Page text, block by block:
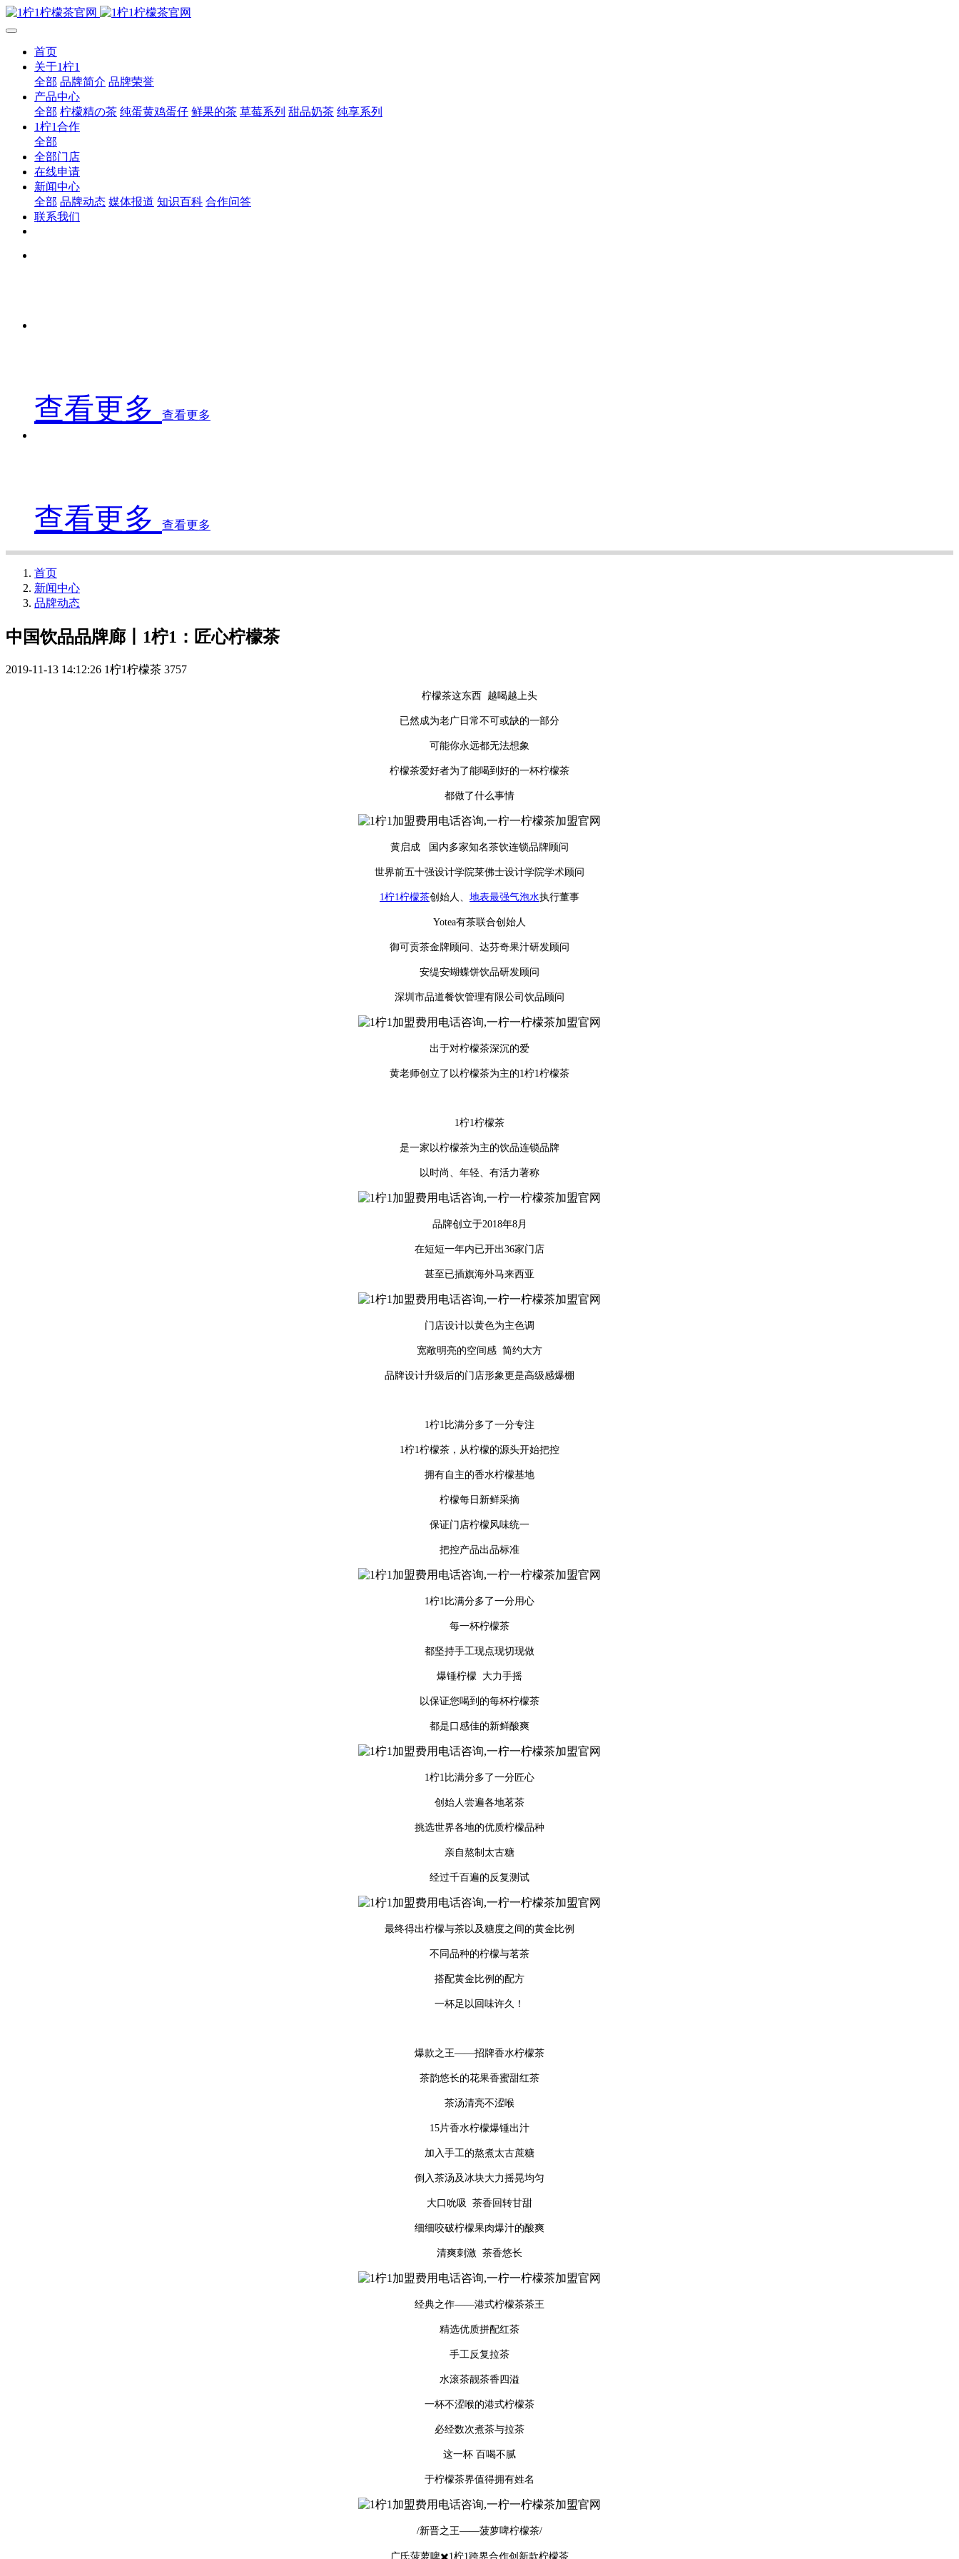
首页
关于1柠1
全部 品牌简介 品牌荣誉
产品中心
全部 柠檬精の茶 纯蛋黄鸡蛋仔 鲜果的茶 草莓系列 甜品奶茶 纯享系列
1柠1合作
全部
全部门店
在线申请
新闻中心
全部 品牌动态 媒体报道 知识百科 合作问答
联系我们
查看更多 查看更多
查看更多 查看更多
首页
新闻中心
品牌动态
中国饮品品牌廊丨1柠1：匠心柠檬茶
2019-11-13 14:12:26 1柠1柠檬茶 3757
柠檬茶这东西 越喝越上头
已然成为老广日常不可或缺的一部分
可能你永远都无法想象
柠檬茶爱好者为了能喝到好的一杯柠檬茶
都做了什么事情
黄启成 国内多家知名茶饮连锁品牌顾问
世界前五十强设计学院莱佛士设计学院学术顾问
1柠1柠檬茶创始人、 地表最强气泡水执行董事
Yotea有茶联合创始人
御可贡茶金牌顾问、达芬奇果汁研发顾问
安缇安蝴蝶饼饮品研发顾问
深圳市品道餐饮管理有限公司饮品顾问
出于对柠檬茶深沉的爱
黄老师创立了以柠檬茶为主的1柠1柠檬茶
1柠1柠檬茶
是一家以柠檬茶为主的饮品连锁品牌
以时尚、年轻、有活力著称
品牌创立于2018年8月
在短短一年内已开出36家门店
甚至已插旗海外马来西亚
门店设计以黄色为主色调
宽敞明亮的空间感 简约大方
品牌设计升级后的门店形象更是高级感爆棚
1柠1比满分多了一分专注
1柠1柠檬茶，从柠檬的源头开始把控
拥有自主的香水柠檬基地
柠檬每日新鲜采摘
保证门店柠檬风味统一
把控产品出品标准
1柠1比满分多了一分用心
每一杯柠檬茶
都坚持手工现点现切现做
爆锤柠檬 大力手摇
以保证您喝到的每杯柠檬茶
都是口感佳的新鲜酸爽
1柠1比满分多了一分匠心
创始人尝遍各地茗茶
挑选世界各地的优质柠檬品种
亲自熬制太古糖
经过千百遍的反复测试
最终得出柠檬与茶以及糖度之间的黄金比例
不同品种的柠檬与茗茶
搭配黄金比例的配方
一杯足以回味许久！
爆款之王——招牌香水柠檬茶
茶韵悠长的花果香蜜甜红茶
茶汤清亮不涩喉
15片香水柠檬爆锤出汁
加入手工的熬煮太古蔗糖
倒入茶汤及冰块大力摇晃均匀
大口吮吸 茶香回转甘甜
细细咬破柠檬果肉爆汁的酸爽
清爽刺激 茶香悠长
经典之作——港式柠檬茶茶王
精选优质拼配红茶
手工反复拉茶
水滚茶靓茶香四溢
一杯不涩喉的港式柠檬茶
必经数次煮茶与拉茶
这一杯 百喝不腻
于柠檬茶界值得拥有姓名
/新晋之王——菠萝啤柠檬茶/
广氏菠萝啤✖️1柠1跨界合作创新款柠檬茶